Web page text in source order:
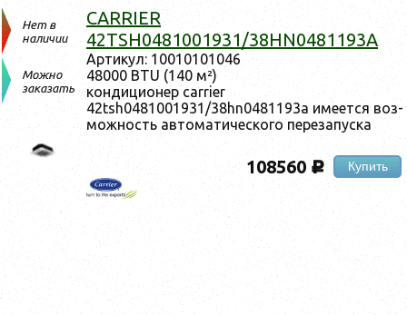
Нет в
наличии
Можно
заказать
CARRIER
42TSH0481001931/38HN0481193A
Ар­ти­кул: 10010101046
48000 BTU (140 м²)
кон­ди­ци­онер carrier
42tsh0481001931/38hn0481193a име­ет­ся воз­
можность ав­то­мати­чес­ко­го пе­реза­пус­ка
108560 c Купить